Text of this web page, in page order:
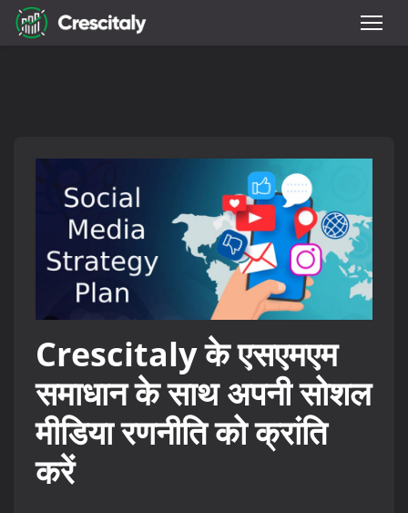
Crescitaly के एसएमएम
समाधान के साथ अपनी सोशल
मीडिया रणनीति को क्रांति
करें